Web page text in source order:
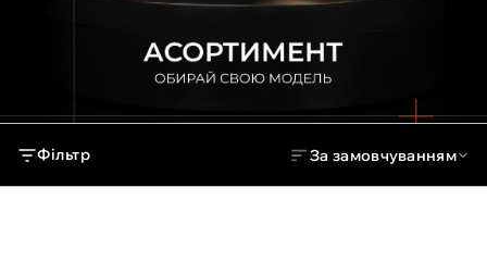
Фільтр За замовчуванням